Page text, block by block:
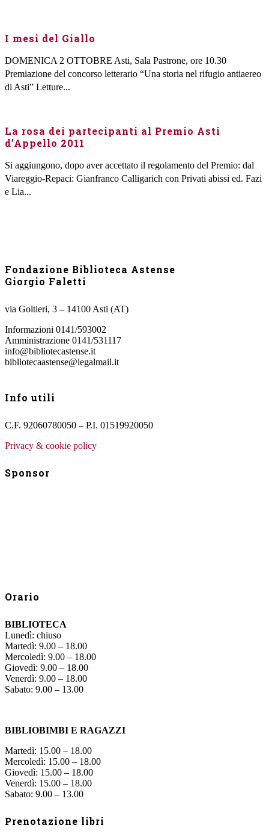
I mesi del Giallo
DOMENICA 2 OTTOBRE Asti, Sala Pastrone, ore 10.30
Premiazione del concorso letterario “Una storia nel rifugio antiaereo
di Asti” Letture...
La rosa dei partecipanti al Premio Asti
d’Appello 2011
Si aggiungono, dopo aver accettato il regolamento del Premio: dal
Viareggio-Repaci: Gianfranco Calligarich con Privati abissi ed. Fazi
e Lia...
Fondazione Biblioteca Astense
Giorgio Faletti
via Goltieri, 3 – 14100 Asti (AT)
Informazioni 0141/593002
Amministrazione 0141/531117
info@bibliotecastense.it
bibliotecaastense@legalmail.it
Info utili
C.F. 92060780050 – P.I. 01519920050
Privacy & cookie policy
Sponsor
Orario
BIBLIOTECA
Lunedì: chiuso
Martedì: 9.00 – 18.00
Mercoledì: 9.00 – 18.00
Giovedì: 9.00 – 18.00
Venerdì: 9.00 – 18.00
Sabato: 9.00 – 13.00
BIBLIOBIMBI E RAGAZZI
Martedì: 15.00 – 18.00
Mercoledì: 15.00 – 18.00
Giovedì: 15.00 – 18.00
Venerdì: 15.00 – 18.00
Sabato: 9.00 – 13.00
Prenotazione libri